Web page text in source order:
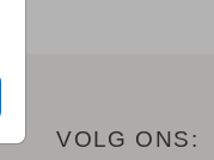
VOLG ONS: